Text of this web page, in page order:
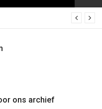
ons archief